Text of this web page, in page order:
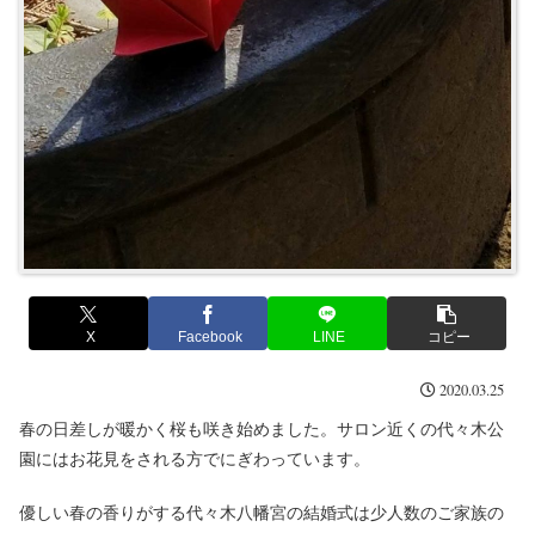
X Facebook LINE コピー
2020.03.25
春の日差しが暖かく桜も咲き始めました。サロン近くの代々木公
園にはお花見をされる方でにぎわっています。
優しい春の香りがする代々木八幡宮の結婚式は少人数のご家族の